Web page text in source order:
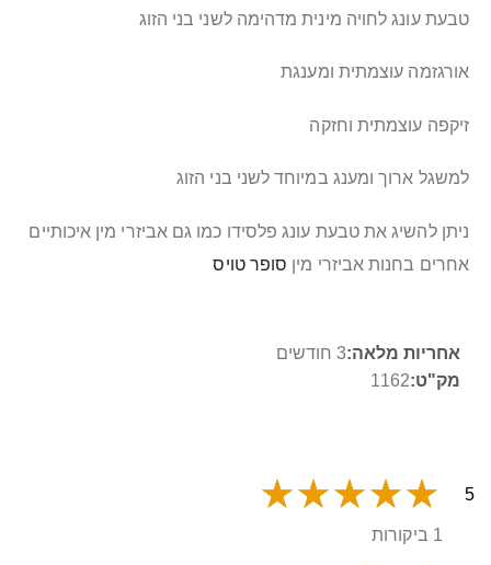
טבעת עונג לחויה מינית מדהימה לשני בני הזוג
אורגזמה עוצמתית ומענגת
זיקפה עוצמתית וחזקה
למשגל ארוך ומענג במיוחד לשני בני הזוג
ניתן להשיג את טבעת עונג פלסידו כמו גם אביזרי מין איכותיים
אחרים בחנות אביזרי מין סופר טויס
מידע
נוסף
3 חודשים
1162
5
1 ביקורות